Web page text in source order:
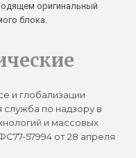
оригинальный
блока.
и глобализации
по надзору в
и массовых
57994 от 28 апреля